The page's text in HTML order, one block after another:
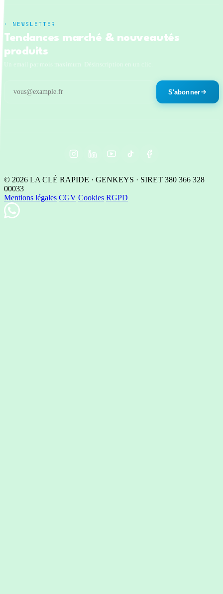
· NEWSLETTER
Tendances marché & nouveautés
produits
Un email par mois maximum. Désinscription en un clic.
S'abonner
© 2026 LA CLÉ RAPIDE · GENKEYS · SIRET 380 366 328
00033
Mentions légales CGV Cookies RGPD